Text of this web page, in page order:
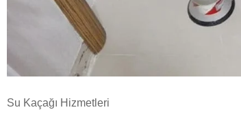
Su Kaçağı Hizmetleri